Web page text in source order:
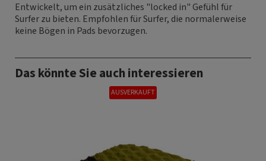
Entwickelt, um ein zusätzliches "locked in" Gefühl für
Surfer zu bieten. Empfohlen für Surfer, die normalerweise
keine Bögen in Pads bevorzugen.
Das könnte Sie auch interessieren
AUSVERKAUFT